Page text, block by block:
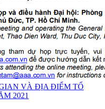
VÀ ĐỊA ĐIỂM TỔ
2021